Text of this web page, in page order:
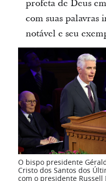
profeta de Deus
com suas palavras
notável e seu
O bispo presidente
Cristo dos Santos dos
com o presidente